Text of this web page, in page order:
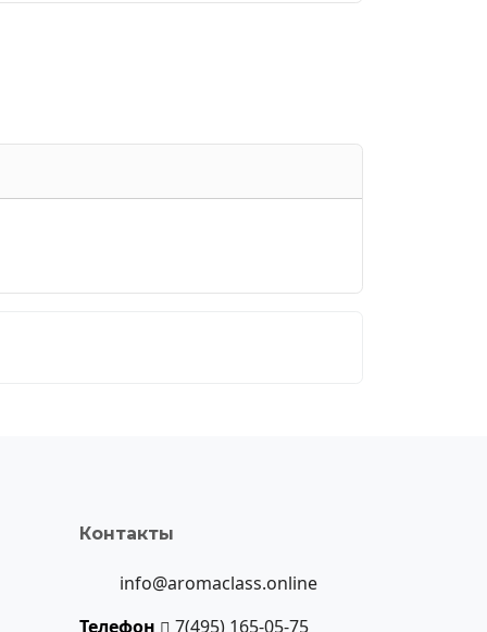
Контакты
info@aromaclass.online
Телефон
7(495) 165-05-75